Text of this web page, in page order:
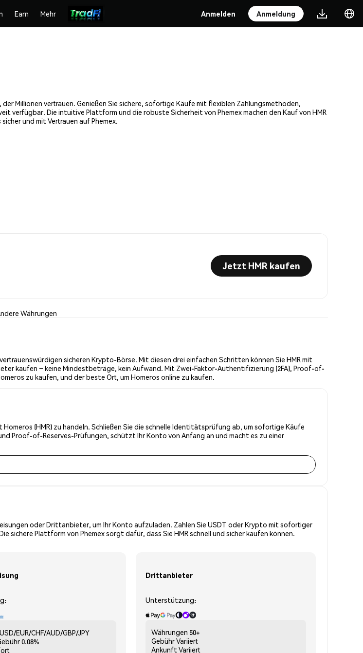
Earn Mehr Anmelden Anmeldung
Millionen vertrauen. Genießen Sie sichere, sofortige Käufe mit flexiblen Zahlungsmethoden,
verfügbar. Die intuitive Plattform und die robuste Sicherheit von Phemex machen den Kauf von HMR
und mit Vertrauen auf Phemex.
Jetzt HMR kaufen
Währungen
sicheren Krypto-Börse. Mit diesen drei einfachen Schritten können Sie HMR mit
kaufen – keine Mindestbeträge, kein Aufwand. Mit Zwei-Faktor-Authentifizierung (2FA), Proof-of-
zu kaufen, und der beste Ort, um Homeros online zu kaufen.
(HMR) zu handeln. Schließen Sie die schnelle Identitätsprüfung ab, um sofortige Käufe
Proof-of-Reserves-Prüfungen, schützt Ihr Konto von Anfang an und macht es zu einer
oder Drittanbieter, um Ihr Konto aufzuladen. Zahlen Sie USDT oder Krypto mit sofortiger
sichere Plattform von Phemex sorgt dafür, dass Sie HMR schnell und sicher kaufen können.
USD/EUR/CHF/AUD/GBP/JPY
0.08%
Drittanbieter
Unterstützung:
Währungen 50+
GebührVariiert
Ankunft Variiert